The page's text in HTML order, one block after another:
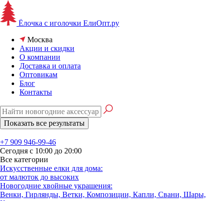
Ёлочка с иголочки ЕлиОпт.ру
Москва
Акции и скидки
О компании
Доставка и оплата
Оптовикам
Блог
Контакты
+7 909 946-99-46
Сегодня с 10:00 до 20:00
Все категории
Искусственные елки для дома:
от малюток до высоких
Новогодние хвойные украшения:
Венки, Гирлянды, Ветки, Композиции, Капли, Свани, Шары,